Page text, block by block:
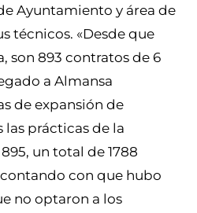
Ayuntamiento y área de
técnicos. «Desde que
son 893 contratos de 6
a Almansa
de expansión de
las prácticas de la
un total de 1788
con que hubo
no optaron a los